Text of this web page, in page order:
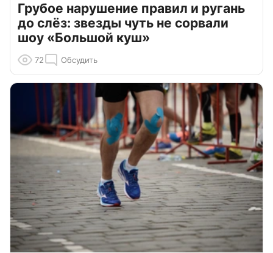
Грубое нарушение правил и ругань
до слёз: звезды чуть не сорвали
шоу «Большой куш»
72 Обсудить